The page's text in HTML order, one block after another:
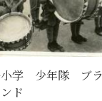
小学 少年隊 ブラ
ド